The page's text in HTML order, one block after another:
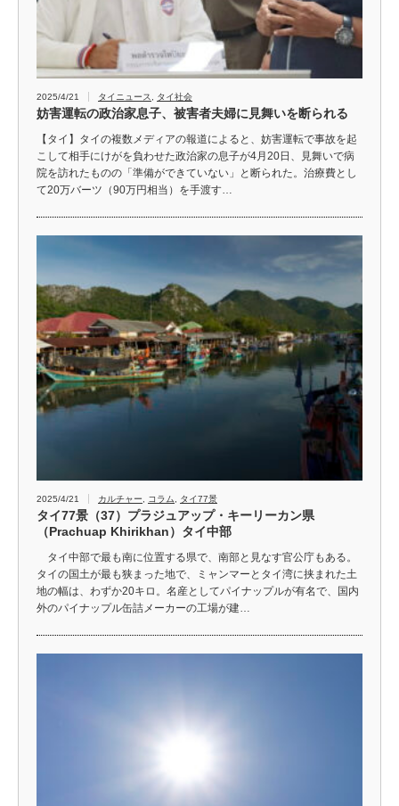
2025/4/21 タイニュース タイ社会
妨害運転の政治家息子、被害者夫婦に見舞いを断られる
【タイ】タイの複数メディアの報道によると、妨害運転で事故を起
こして相手にけがを負わせた政治家の息子が4月20日、見舞いで病
院を訪れたものの「準備ができていない」と断られた。治療費とし
て20万バーツ（90万円相当）を手渡す…
2025/4/21 カルチャー コラム タイ77景
タイ77景（37）プラジュアップ・キーリーカン県
（Prachuap Khirikhan）タイ中部
タイ中部で最も南に位置する県で、南部と見なす官公庁もある。
タイの国土が最も狭まった地で、ミャンマーとタイ湾に挟まれた土
地の幅は、わずか20キロ。名産としてパイナップルが有名で、国内
外のパイナップル缶詰メーカーの工場が建…